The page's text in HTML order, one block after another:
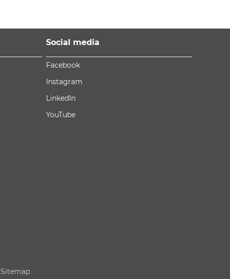
Social media
Facebook
Instagram
LinkedIn
YouTube
Sitemap